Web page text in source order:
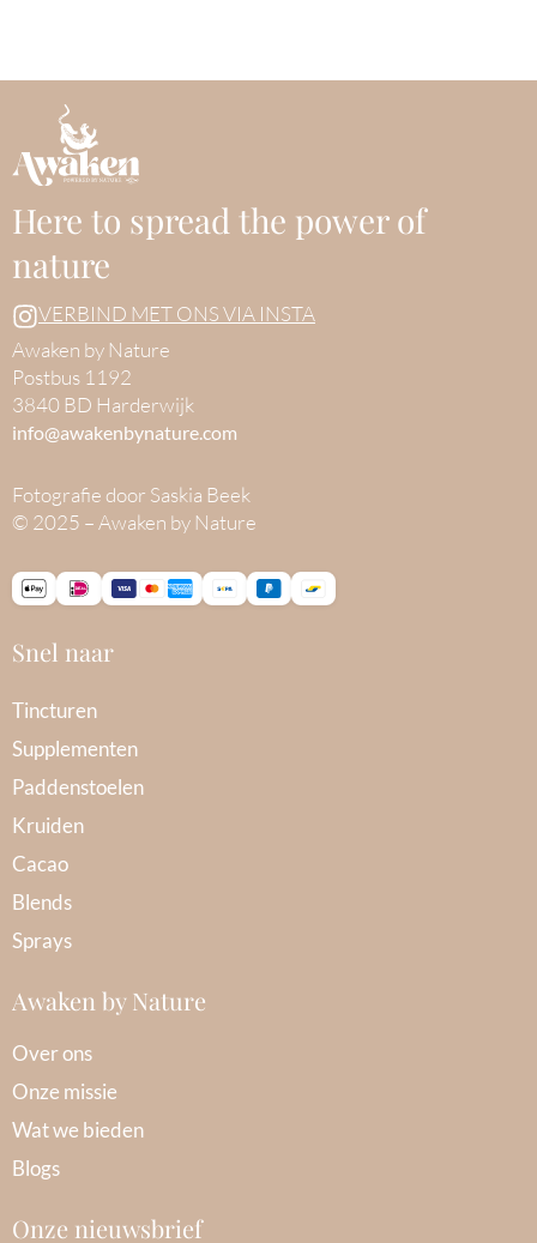
Here to spread the power of
nature
VERBIND MET ONS VIA INSTA
Awaken by Nature
Postbus 1192
3840 BD Harderwijk
info@awakenbynature.com
Fotografie door Saskia Beek
© 2025 – Awaken by Nature
Snel naar
Tincturen
Supplementen
Paddenstoelen
Kruiden
Cacao
Blends
Sprays
Awaken by Nature
Over ons
Onze missie
Wat we bieden
Blogs
Onze nieuwsbrief